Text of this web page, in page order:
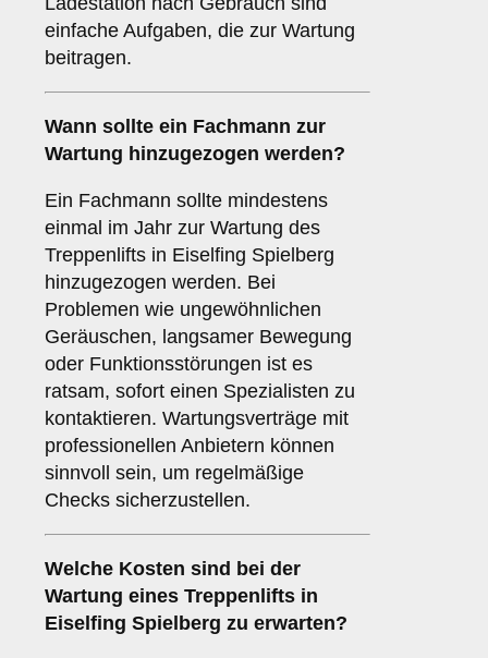
einfache Aufgaben, die zur Wartung
beitragen.
Wann sollte ein Fachmann zur
Wartung hinzugezogen werden?
Ein Fachmann sollte mindestens
einmal im Jahr zur Wartung des
Treppenlifts in Eiselfing Spielberg
hinzugezogen werden. Bei
Problemen wie ungewöhnlichen
Geräuschen, langsamer Bewegung
oder Funktionsstörungen ist es
ratsam, sofort einen Spezialisten zu
kontaktieren. Wartungsverträge mit
professionellen Anbietern können
sinnvoll sein, um regelmäßige
Checks sicherzustellen.
Welche Kosten sind bei der
Wartung eines Treppenlifts in
Eiselfing Spielberg zu erwarten?